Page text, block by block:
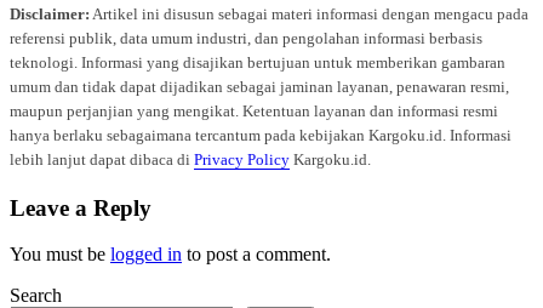
Disclaimer: Artikel ini disusun sebagai materi informasi dengan mengacu pada
referensi publik, data umum industri, dan pengolahan informasi berbasis
teknologi. Informasi yang disajikan bertujuan untuk memberikan gambaran
umum dan tidak dapat dijadikan sebagai jaminan layanan, penawaran resmi,
maupun perjanjian yang mengikat. Ketentuan layanan dan informasi resmi
hanya berlaku sebagaimana tercantum pada kebijakan Kargoku.id. Informasi
lebih lanjut dapat dibaca di Privacy Policy Kargoku.id.
Leave a Reply
You must be logged in to post a comment.
Search